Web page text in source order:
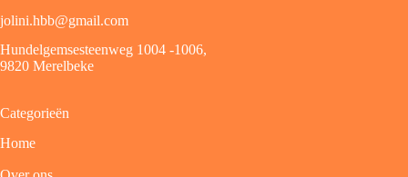
jolini.hbb@gmail.com
Hundelgemsesteenweg 1004 -1006,
9820 Merelbeke
Categorieën
Home